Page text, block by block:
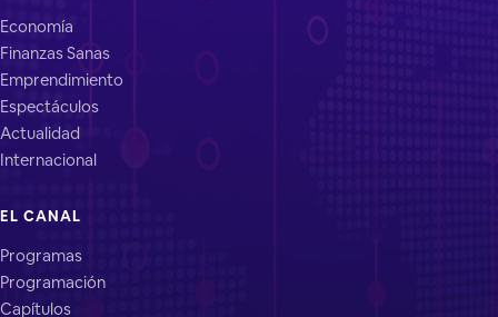
Economía
Finanzas Sanas
Emprendimiento
Espectáculos
Actualidad
Internacional
EL CANAL
Programas
Programación
Capítulos